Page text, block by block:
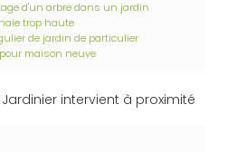
d'un arbre dans un jardin
trop haute
de jardin de particulier
maison neuve
intervient à proximité